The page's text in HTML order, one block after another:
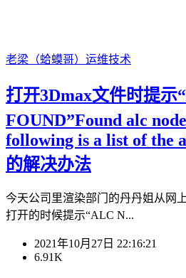
老梁（蛤蟆哥） 运维技术
打开3Dmax文件时提示
FOUND”Found alc
following is a list of the
的解决办法
今天公司里渲染部门的丹丹姐从网
打开的时候提示“ALC N...
2021年10月27日 22:16:21
6.91K